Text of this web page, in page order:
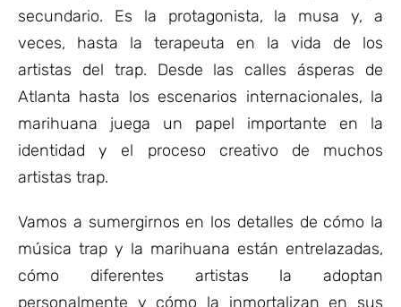
secundario. Es la protagonista, la musa y, a
veces, hasta la terapeuta en la vida de los
artistas del trap. Desde las calles ásperas de
Atlanta hasta los escenarios internacionales, la
marihuana juega un papel importante en la
identidad y el proceso creativo de muchos
artistas trap.
Vamos a sumergirnos en los detalles de cómo la
música trap y la marihuana están entrelazadas,
cómo diferentes artistas la adoptan
personalmente y cómo la inmortalizan en sus